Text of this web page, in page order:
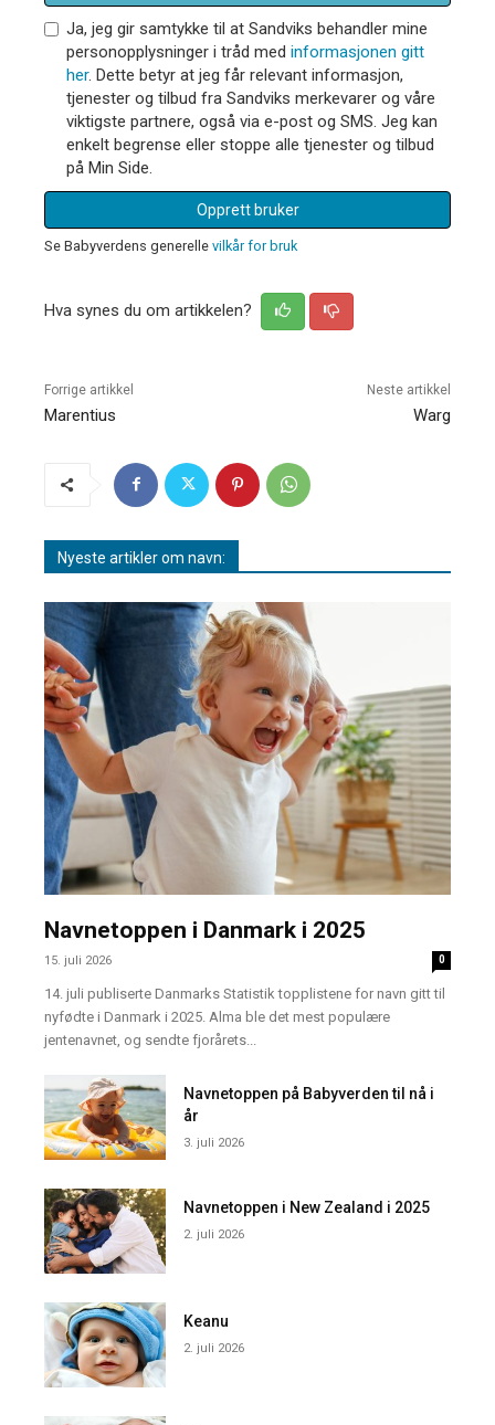
Ja, jeg gir samtykke til at Sandviks behandler mine
personopplysninger i tråd med informasjonen gitt
her. Dette betyr at jeg får relevant informasjon,
tjenester og tilbud fra Sandviks merkevarer og våre
viktigste partnere, også via e-post og SMS. Jeg kan
enkelt begrense eller stoppe alle tjenester og tilbud
på Min Side.
Opprett bruker
Se Babyverdens generelle vilkår for bruk
Hva synes du om artikkelen?
Forrige artikkel
Marentius
Neste artikkel
Warg
Nyeste artikler om navn:
Navnetoppen i Danmark i 2025
15. juli 2026 0
14. juli publiserte Danmarks Statistik topplistene for navn gitt til
nyfødte i Danmark i 2025. Alma ble det mest populære
jentenavnet, og sendte fjorårets...
Navnetoppen på Babyverden til nå i
år
3. juli 2026
Navnetoppen i New Zealand i 2025
2. juli 2026
Keanu
2. juli 2026